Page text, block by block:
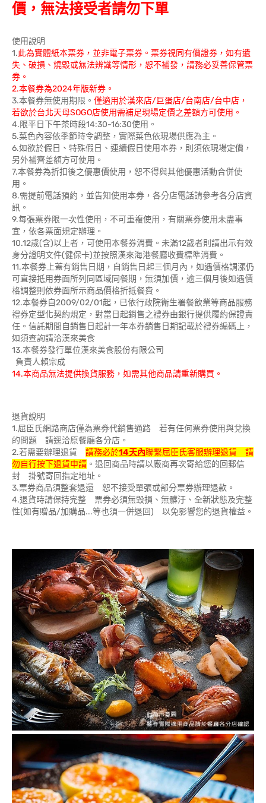
價，無法接受者請勿下單
使用說明
1.此為實體紙本票券，並非電子票券。票券視同有價證券，如有遺
失、破損、燒毀或無法辨識等情形，恕不補發，請務必妥善保管票
券。
2.本餐券為2024年版新券。
3.本餐券無使用期限。 僅適用於漢來店/巨蛋店/台南店/台中店，
若欲於台北天母SOGO店使用需補足現場定價之差額方可使用。
4.限平日下午茶時段14:30-16:30使用。
5.菜色內容依季節時令調整，實際菜色依現場供應為主。
6.如欲於假日、特殊假日、連續假日使用本券，則須依現場定價，
另外補齊差額方可使用。
7.本餐券為折扣後之優惠價使用，恕不得與其他優惠活動合併使
用。
8.需提前電話預約，並告知使用本券，各分店電話請參考各分店資
訊。
9.每張票券限一次性使用，不可重複使用，有關票券使用未盡事
宜，依各票面規定辦理。
10.12歲(含)以上者，可使用本餐券消費。未滿12歲者則請出示有效
身分證明文件(健保卡)並按照漢來海港餐廳收費標準消費。
11.本餐券上蓋有銷售日期，自銷售日起三個月內，如遇價格調漲仍
可直接抵用券面所列同區域同餐期，無須加價，逾三個月後如遇價
格調整則依券面所示商品價格折抵餐費。
12.本餐券自2009/02/01起，已依行政院衛生署餐飲業等商品服務
禮券定型化契約規定，對當日起銷售之禮券由銀行提供履約保證責
任。信託期間自銷售日起計一年本券銷售日期記載於禮券編碼上，
如須查詢請洽漢來美食
13.本餐券發行單位漢來美食股份有限公司
負責人賴宗成
14.本商品無法提供換貨服務，如需其他商品請重新購買。
退貨說明
1.屈臣氏網路商店僅為票券代銷售通路 若有任何票券使用與兌換
的問題 請逕洽原餐廳各分店。
2.若需要辦理退貨 請務必於14天內聯繫屈臣氏客服辦理退貨 請
勿自行按下退貨申請 。退回商品時請以廠商再次寄給您的回郵信
封 掛號寄回指定地址。
3.票券商品須整套退還 恕不接受單張或部分票券辦理退款。
4.退貨時請保持完整 票券必須無毀損、無髒汙、全新狀態及完整
性(如有贈品/加購品...等也須一併退回) 以免影響您的退貨權益。